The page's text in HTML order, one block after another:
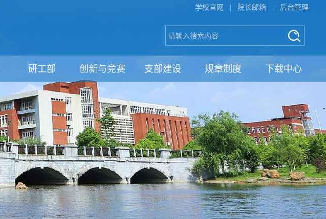
学校官网 院长邮箱 后台管理
研工部 创新与竞赛 支部建设 规章制度 下载中心